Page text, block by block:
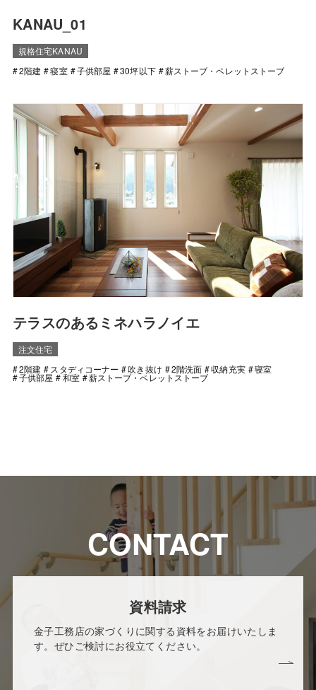
KANAU_01
規格住宅KANAU
2階建
寝室 子供部屋 30坪以下 薪ストーブ・ペレットストーブ
テラスのあるミネハラノイエ
注文住宅
2階建
スタディコーナー 吹き抜け 2階洗面 収納充実 寝室
子供部屋 和室 薪ストーブ・ペレットストーブ
CONTACT
資料請求
金子工務店の家づくりに関する資料をお届けいたしま
す。ぜひご検討にお役立てください。